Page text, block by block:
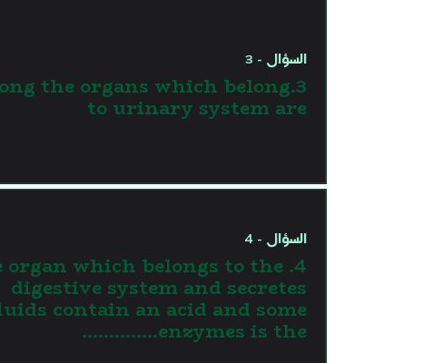
السؤال - 3
the organs which belong
to urinary system are
السؤال - 4
organ which belongs to the
digestive system and secretes
contain an acid and some
enzymes is the…………..